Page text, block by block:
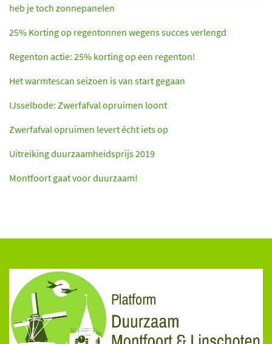
heb je toch zonnepanelen
25% Korting op regentonnen wegens succes verlengd
Regenton actie: 25% korting op een regenton!
Het warmtescan seizoen is van start gegaan
IJsselbode: Zwerfafval opruimen loont
Zwerfafval opruimen levert écht iets op
Uitreiking duurzaamheidsprijs 2019
Montfoort gaat voor duurzaam!